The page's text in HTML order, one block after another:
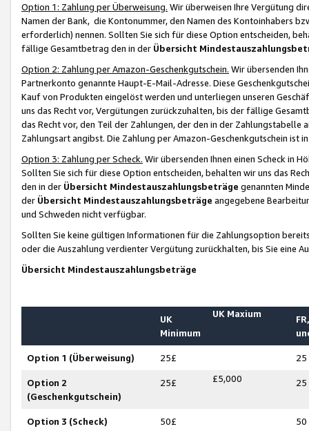
Option 1: Zahlung per Überweisung. Wir überweisen Ihre Vergütung
Namen der Bank, die Kontonummer, den Namen des Kontoinhabers
erforderlich) nennen. Sollten Sie sich für diese Option entscheiden,
fällige Gesamtbetrag den in der Übersicht
Option 2: Zahlung per Amazon-Geschenkgutschein. Wir übersenden
Partnerkonto genannte Haupt-E-Mail-Adresse. Diese
Kauf von Produkten eingelöst werden und unterliegen unseren
uns das Recht vor, Vergütungen zurückzuhalten, bis der fällige
das Recht vor, den Teil der Zahlungen, der den in der
Zahlungsart angibst. Die Zahlung per Amazon-Geschenkgutschein ist
Option 3: Zahlung per Scheck. Wir übersenden Ihnen einen Scheck in
Sollten Sie sich für diese Option entscheiden, behalten wir uns das
den in der Übersicht Mindestauszahlungsbeträge genannten
der Übersicht Mindestauszahlungsbeträge angegebene
und Schweden nicht verfügbar.
Sollten Sie keine gültigen Informationen für die Zahlungsoption
oder die Auszahlung verdienter Vergütung zurückhalten, bis Sie
Übersicht Mindestauszahlungsbeträge
UK
Minimum
UK Maxium
Option 1 (Überweisung) 25£ 25
Option 2
(Geschenkgutschein)
25£ £5,000 25
Option 3 (Scheck) 50£ 50